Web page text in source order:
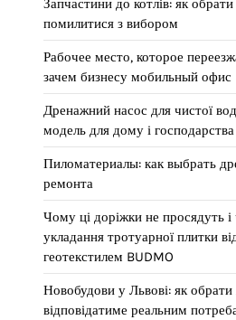
Запчастини до котлів: як обрати
помилитися з вибором
Рабочее место, которое
зачем бизнесу мобильный офис
Дренажний насос для чистої
модель для дому і господарства
Пиломатериалы: как выбрать
ремонта
Чому ці доріжки не просядуть і
укладання тротуарної плитки
геотекстилем BUDMO
Новобудови у Львові: як
відповідатиме реальним